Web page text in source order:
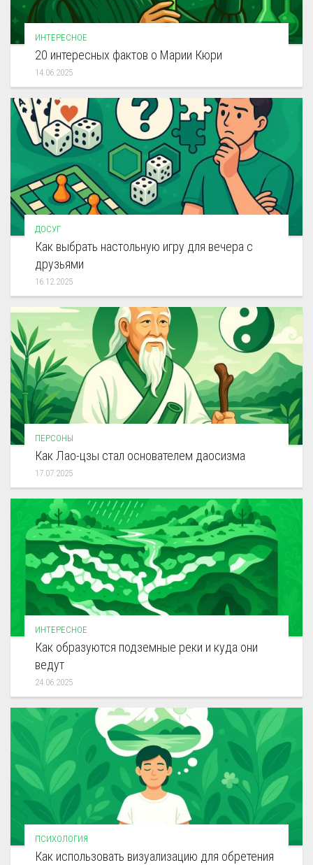
ИНТЕРЕСНОЕ
20 интересных фактов о Марии Кюри
14.06.2025
ДОСУГ
Как выбрать настольную игру для вечера с
друзьями
16.12.2025
ПЕРСОНЫ
Как Лао-цзы стал основателем даосизма
17.07.2025
ИНТЕРЕСНОЕ
Как образуются подземные реки и куда они
ведут
24.06.2025
ПСИХОЛОГИЯ
Как использовать визуализацию для обретения